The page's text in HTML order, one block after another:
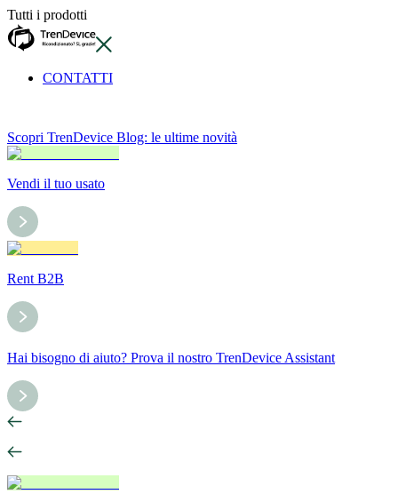
Tutti i prodotti
CONTATTI
Scopri TrenDevice Blog: le ultime novità
Vendi il tuo usato
Rent B2B
Hai bisogno di aiuto? Prova il nostro TrenDevice Assistant